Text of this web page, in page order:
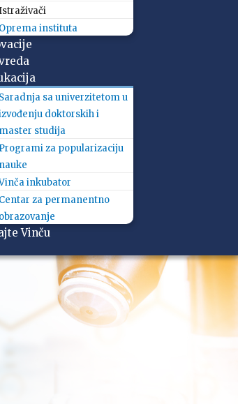
Oprema instituta
Saradnja sa univerzitetom u
doktorskih i
master studija
Programi za popularizaciju
nauke
inkubator
Centar za permanentno
obrazovanje
Vinču